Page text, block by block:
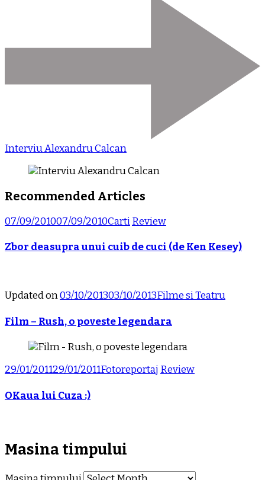
Interviu Alexandru Calcan
Recommended Articles
07/09/201007/09/2010CartiReview
Zbor deasupra unui cuib de cuci (de Ken Kesey)
Updated on03/10/201303/10/2013Filme si Teatru
Film – Rush, o poveste legendara
29/01/201129/01/2011Fotoreportaj Review
OKaua lui Cuza :)
Masina timpului